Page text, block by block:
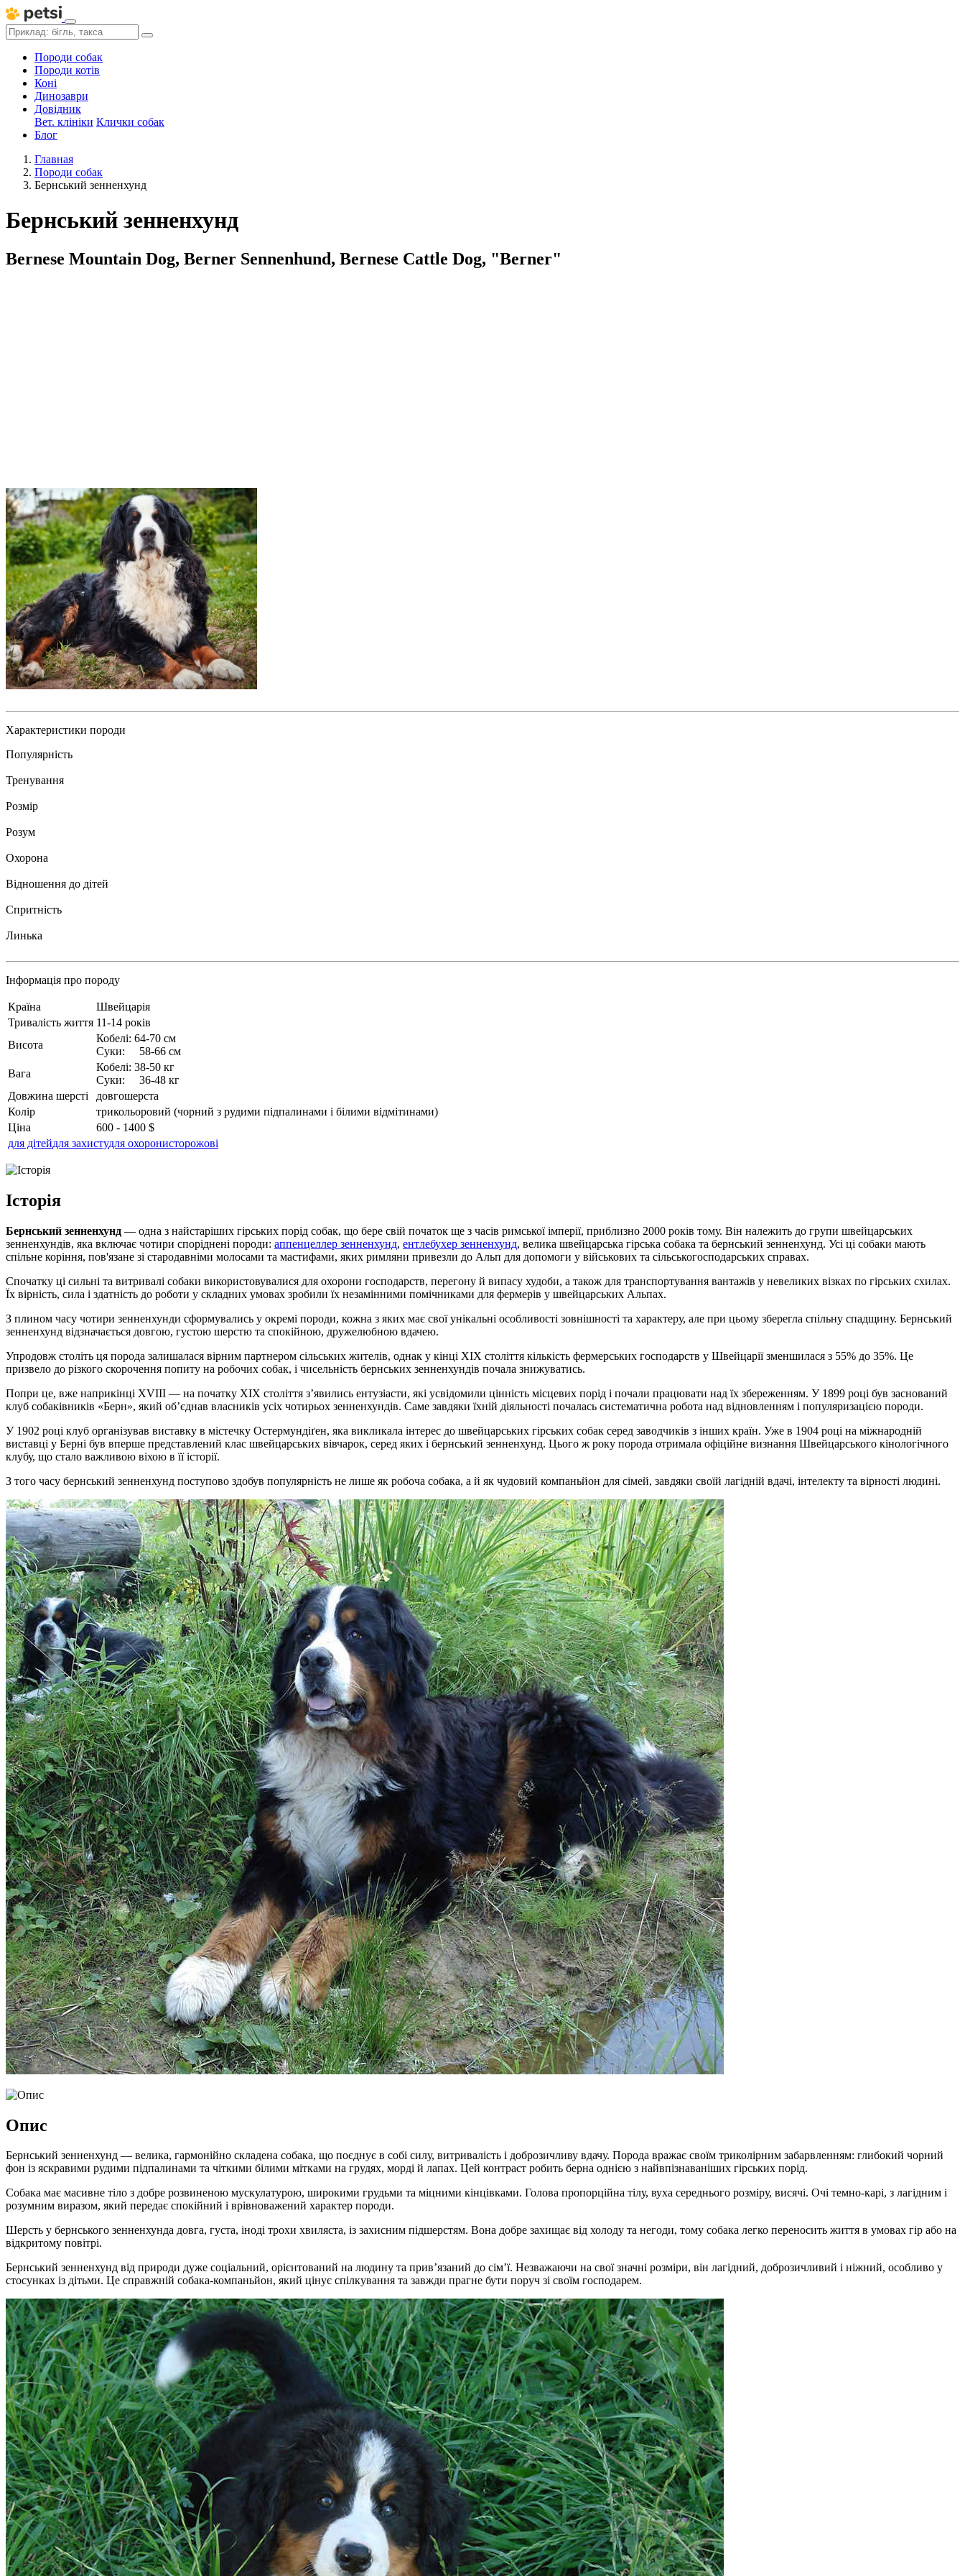
Породи собак
Породи котів
Коні
Динозаври
Довідник
Вет. клініки Клички собак
Блог
Главная
Породи собак
Бернський зенненхунд
Бернський зенненхунд
Bernese Mountain Dog, Berner Sennenhund, Bernese Cattle Dog, "Berner"
Характеристики породи
Популярність
Тренування
Розмір
Розум
Охорона
Відношення до дітей
Спритність
Линька
Інформація про породу
Країна
Швейцарія
Тривалість життя 11-14 років
Висота
Кобелі: 64-70 см
Суки: 58-66 см
Вага
Кобелі: 38-50 кг
Суки: 36-48 кг
Довжина шерсті
довгошерста
Колір
трикольоровий (чорний з рудими підпалинами і білими відмітинами)
Ціна
600 - 1400 $
для дітейдля захистудля охоронисторожові
Історія
Бернський зенненхунд — одна з найстаріших гірських порід собак, що бере свій початок ще з часів римської імперії, приблизно 2000 років тому. Він належить до групи швейцарських
зенненхундів, яка включає чотири споріднені породи: аппенцеллер зенненхунд, ентлебухер зенненхунд, велика швейцарська гірська собака та бернський зенненхунд. Усі ці собаки мають
спільне коріння, пов'язане зі стародавніми молосами та мастифами, яких римляни привезли до Альп для допомоги у військових та сільськогосподарських справах.
Спочатку ці сильні та витривалі собаки використовувалися для охорони господарств, перегону й випасу худоби, а також для транспортування вантажів у невеликих візках по гірських схилах.
Їх вірність, сила і здатність до роботи у складних умовах зробили їх незамінними помічниками для фермерів у швейцарських Альпах.
З плином часу чотири зенненхунди сформувались у окремі породи, кожна з яких має свої унікальні особливості зовнішності та характеру, але при цьому зберегла спільну спадщину. Бернський
зенненхунд відзначається довгою, густою шерстю та спокійною, дружелюбною вдачею.
Упродовж століть ця порода залишалася вірним партнером сільських жителів, однак у кінці XIX століття кількість фермерських господарств у Швейцарії зменшилася з 55% до 35%. Це
призвело до різкого скорочення попиту на робочих собак, і чисельність бернських зенненхундів почала знижуватись.
Попри це, вже наприкінці XVIII — на початку XIX століття з’явились ентузіасти, які усвідомили цінність місцевих порід і почали працювати над їх збереженням. У 1899 році був заснований
клуб собаківників «Берн», який об’єднав власників усіх чотирьох зенненхундів. Саме завдяки їхній діяльності почалась систематична робота над відновленням і популяризацією породи.
У 1902 році клуб організував виставку в містечку Остермундіґен, яка викликала інтерес до швейцарських гірських собак серед заводчиків з інших країн. Уже в 1904 році на міжнародній
виставці у Берні був вперше представлений клас швейцарських вівчарок, серед яких і бернський зенненхунд. Цього ж року порода отримала офіційне визнання Швейцарського кінологічного
клубу, що стало важливою віхою в її історії.
З того часу бернський зенненхунд поступово здобув популярність не лише як робоча собака, а й як чудовий компаньйон для сімей, завдяки своїй лагідній вдачі, інтелекту та вірності людині.
Опис
Бернський зенненхунд — велика, гармонійно складена собака, що поєднує в собі силу, витривалість і доброзичливу вдачу. Порода вражає своїм триколірним забарвленням: глибокий чорний
фон із яскравими рудими підпалинами та чіткими білими мітками на грудях, морді й лапах. Цей контраст робить берна однією з найвпізнаваніших гірських порід.
Собака має масивне тіло з добре розвиненою мускулатурою, широкими грудьми та міцними кінцівками. Голова пропорційна тілу, вуха середнього розміру, висячі. Очі темно-карі, з лагідним і
розумним виразом, який передає спокійний і врівноважений характер породи.
Шерсть у бернського зенненхунда довга, густа, іноді трохи хвиляста, із захисним підшерстям. Вона добре захищає від холоду та негоди, тому собака легко переносить життя в умовах гір або на
відкритому повітрі.
Бернський зенненхунд від природи дуже соціальний, орієнтований на людину та прив’язаний до сім’ї. Незважаючи на свої значні розміри, він лагідний, доброзичливий і ніжний, особливо у
стосунках із дітьми. Це справжній собака-компаньйон, який цінує спілкування та завжди прагне бути поруч зі своїм господарем.